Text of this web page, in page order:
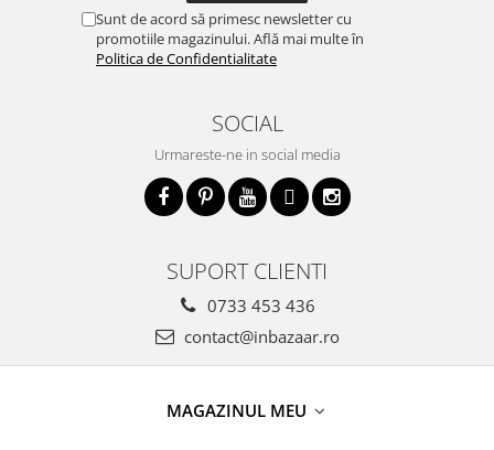
Sunt de acord să primesc newsletter cu
promotiile magazinului. Află mai multe în
Politica de Confidentialitate
SOCIAL
Urmareste-ne in social media
SUPORT CLIENTI
0733 453 436
contact@inbazaar.ro
MAGAZINUL MEU